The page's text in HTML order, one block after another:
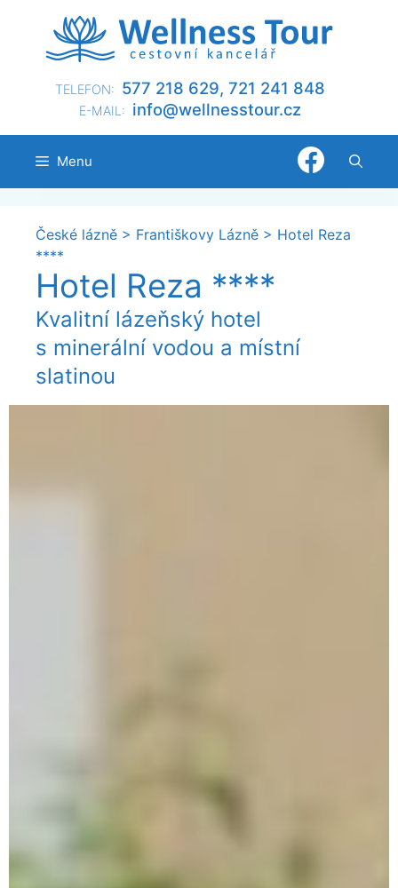
TELEFON: 577 218 629, 721 241 848
E-MAIL: zc.ru
otsse
nllew
@ofni
Menu
České lázně > Františkovy Lázně > Hotel Reza
****
Hotel Reza ****
Kvalitní lázeňský hotel
s minerální vodou a místní
slatinou